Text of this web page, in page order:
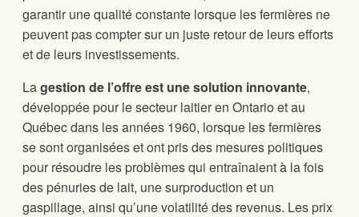
garantir une qualité constante lorsque les fermières ne
peuvent pas compter sur un juste retour de leurs efforts
et de leurs investissements.
Lagestion de l’offre est une solution innovante,
développée pour le secteur laitier en Ontario et au
Québec dans les années 1960, lorsque les fermières
se sont organisées et ont pris des mesures politiques
pour résoudre les problèmes qui entraînaient à la fois
des pénuries de lait, une surproduction et un
gaspillage, ainsi qu’une volatilité des revenus. Les prix